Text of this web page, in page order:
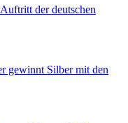
der deutschen
gewinnt Silber mit den